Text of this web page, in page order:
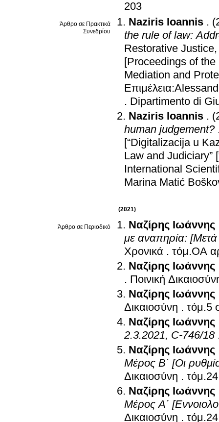
203
Άρθρο σε Πρακτικά
Συνεδρίου
Naziris Ioannis .
the rule of law:
Restorative
[Proceedings of
Mediation and
. Dipartimento di
Naziris Ioannis .
human judgement?
[“Digitalizacija u
Law and Judiciary”
International
Marina Matić
(2021)
Άρθρο σε Περιοδικό Ναζίρης Ιωάννης
με αναπηρία:
Χρονικά .
Ναζίρης Ιωάννης
. Ποινική
Ναζίρης Ιωάννης
Δικαιοσύνη .
Ναζίρης Ιωάννης
2.3.2021, C-746/18
Ναζίρης Ιωάννης
Μέρος Β΄ [Οι
Δικαιοσύνη .
Ναζίρης Ιωάννης
Μέρος Α΄
Δικαιοσύνη .